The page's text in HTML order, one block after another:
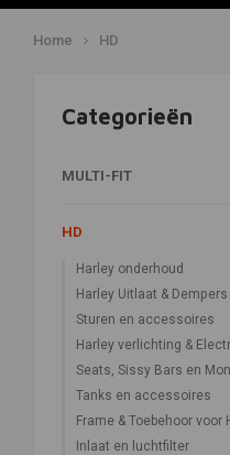
Home HD
Categorieën
MULTI-FIT
HD
Harley onderhoud
Harley Uitlaat & Dempers
Sturen en accessoires
Harley verlichting &
Seats, Sissy Bars en
Tanks en accessoires
Frame & Toebehoor voor
Inlaat en luchtfilter